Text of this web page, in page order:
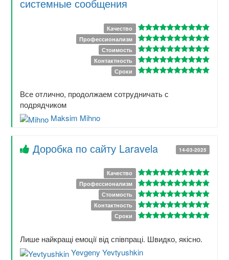
системные сообщения
Качество
Профессионализм
Стоимость
Контактность
Сроки
Все отлично, продолжаем сотрудничать с
подрядчиком
Maksim Mihno
14-03-2025
Доробка по сайту Laravela
Качество
Профессионализм
Стоимость
Контактность
Сроки
Лише найкращі емоції від співпраці. Швидко, якісно.
Yevgeny Yevtyushkin